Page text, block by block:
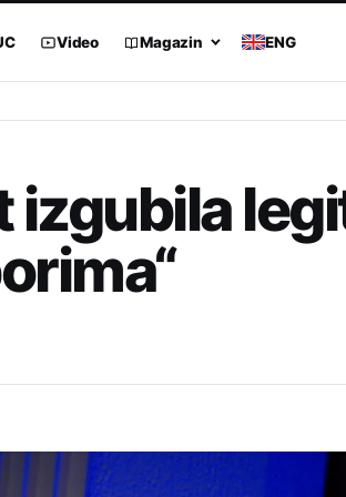
Video Magazin ENG
izgubila